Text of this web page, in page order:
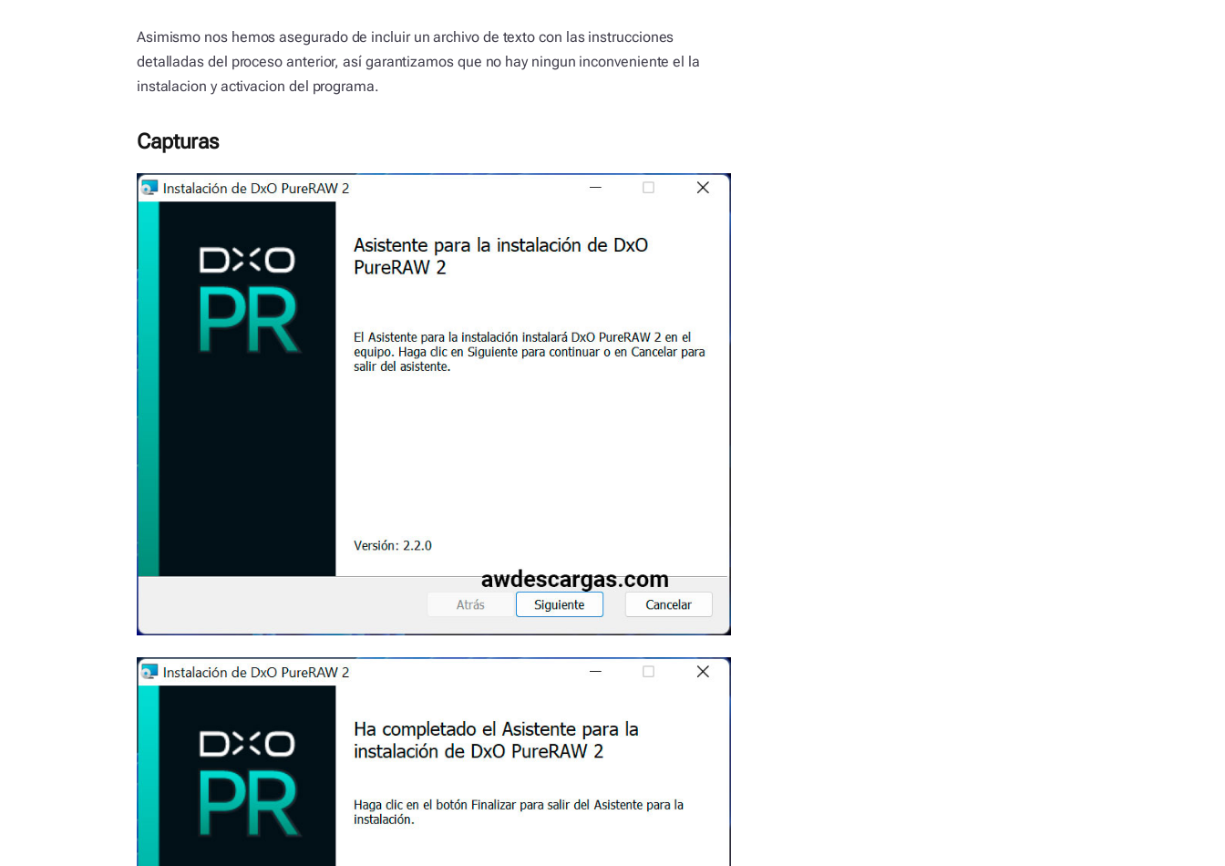
Asimismo nos hemos asegurado de incluir un archivo de texto con las instrucciones
detalladas del proceso anterior, así garantizamos que no hay ningun inconveniente el la
instalacion y activacion del programa.
Capturas